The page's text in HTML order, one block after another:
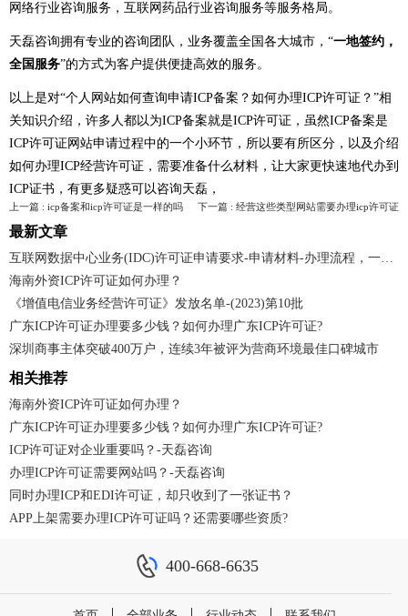
网络行业咨询服务，互联网药品行业咨询服务等服务格局。
天磊咨询拥有专业的咨询团队，业务覆盖全国各大城市，“一地签约，
全国服务”的方式为客户提供便捷高效的服务。
以上是对“个人网站如何查询申请ICP备案？如何办理ICP许可证？ ”相
关知识介绍，许多人都以为ICP备案就是ICP许可证，虽然ICP备案是
ICP许可证网站申请过程中的一个小环节，所以要有所区分，以及介绍
如何办理ICP经营许可证，需要准备什么材料，让大家更快速地代办到
ICP证书，有更多疑惑可以咨询天磊，
上一篇 : icp备案和icp许可证是一样的吗 下一篇 : 经营这些类型网站需要办理icp许可证
最新文章
互联网数据中心业务(IDC)许可证申请要求-申请材料-办理流程，一文读懂！
海南外资ICP许可证如何办理？
《增值电信业务经营许可证》发放名单-(2023)第10批
广东ICP许可证办理要多少钱？如何办理广东ICP许可证?
深圳商事主体突破400万户，连续3年被评为营商环境最佳口碑城市
相关推荐
海南外资ICP许可证如何办理？
广东ICP许可证办理要多少钱？如何办理广东ICP许可证?
ICP许可证对企业重要吗？-天磊咨询
办理ICP许可证需要网站吗？-天磊咨询
同时办理ICP和EDI许可证，却只收到了一张证书？
APP上架需要办理ICP许可证吗？还需要哪些资质?
400-668-6635